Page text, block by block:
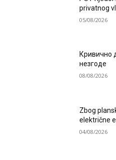
privatnog
05/08/2026
Кривично
незгоде
08/08/2026
Zbog
električne
04/08/2026